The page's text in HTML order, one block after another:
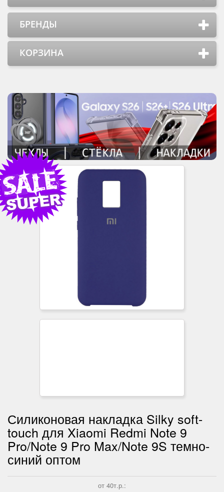
БРЕНДЫ
КОРЗИНА
Силиконовая накладка Silky soft-
touch для Xiaomi Redmi Note 9
Pro/Note 9 Pro Max/Note 9S темно-
синий оптом
от 40т.р.: